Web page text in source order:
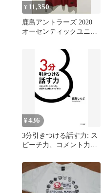
¥ 11,350
鹿島アントラーズ 2020
オーセンティックユニフ
¥436
3分引きつける話す力: ス
ピーチ力、コメント力、
る! (単行本)